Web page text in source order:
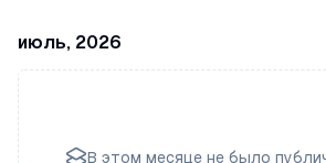
июль, 2026
В этом месяце не было